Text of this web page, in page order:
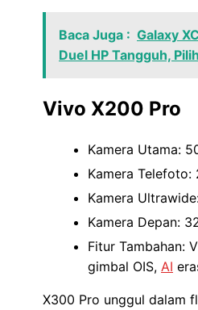
Baca Juga : Galaxy
Duel HP Tangguh,
Vivo X200 Pro
Kamera Utama:
Kamera Telefoto:
Kamera
Kamera Depan:
Fitur Tambahan:
gimbal OIS, AI
X300 Pro unggul dalam